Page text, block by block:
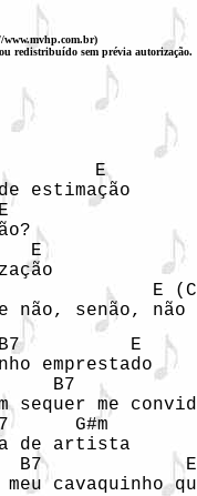
www.mvhp.com.br)
redistribuído sem prévia autorização.
E
estimação
E
E
não, senão,
E
emprestado
B7
sequer me
G#m
de artista
B7             E
cavaquinho